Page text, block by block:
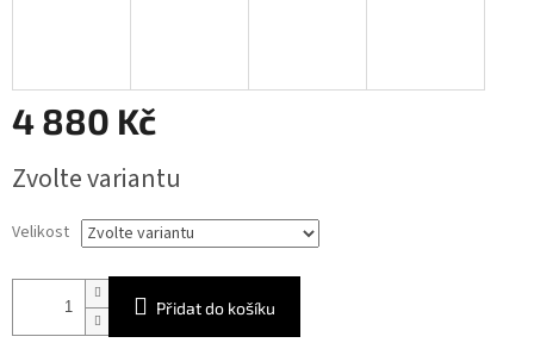
4 880 Kč
cena:
Zvolte variantu
Velikost
Přidat do košíku